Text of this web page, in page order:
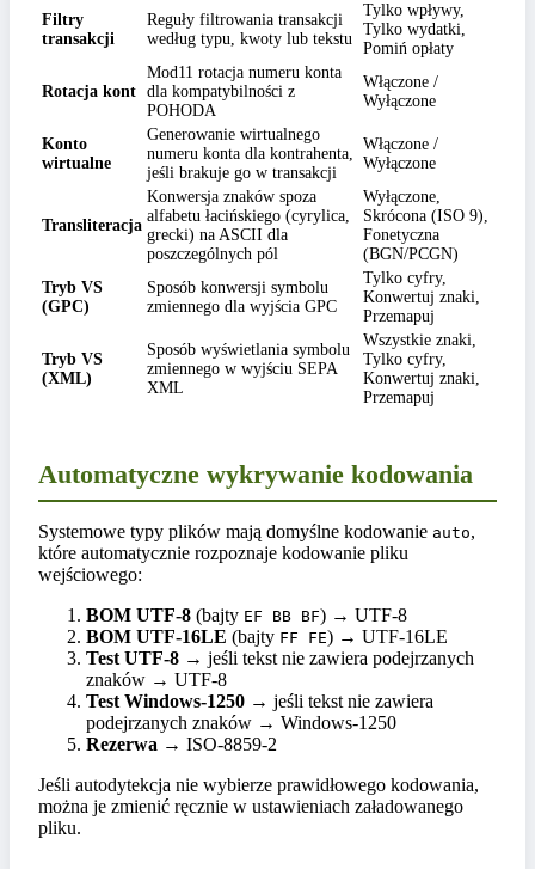
Filtry
transakcji
Reguły filtrowania transakcji
według typu, kwoty lub tekstu
Tylko wpływy,
Tylko wydatki,
Pomiń opłaty
Rotacja kont
Mod11 rotacja numeru konta
dla kompatybilności z
POHODA
Włączone /
Wyłączone
Konto
wirtualne
Generowanie wirtualnego
numeru konta dla kontrahenta,
jeśli brakuje go w transakcji
Włączone /
Wyłączone
Transliteracja
Konwersja znaków spoza
alfabetu łacińskiego (cyrylica,
grecki) na ASCII dla
poszczególnych pól
Wyłączone,
Skrócona (ISO 9),
Fonetyczna
(BGN/PCGN)
Tryb VS
(GPC)
Sposób konwersji symbolu
zmiennego dla wyjścia GPC
Tylko cyfry,
Konwertuj znaki,
Przemapuj
Tryb VS
(XML)
Sposób wyświetlania symbolu
zmiennego w wyjściu SEPA
XML
Wszystkie znaki,
Tylko cyfry,
Konwertuj znaki,
Przemapuj
Automatyczne wykrywanie kodowania
Systemowe typy plików mają domyślne kodowanie auto,
które automatycznie rozpoznaje kodowanie pliku
wejściowego:
BOM UTF-8 (bajty EF BB BF) → UTF-8
BOM UTF-16LE (bajty FF FE) → UTF-16LE
Test UTF-8 → jeśli tekst nie zawiera podejrzanych
znaków → UTF-8
Test Windows-1250 → jeśli tekst nie zawiera
podejrzanych znaków → Windows-1250
Rezerwa → ISO-8859-2
Jeśli autodytekcja nie wybierze prawidłowego kodowania,
można je zmienić ręcznie w ustawieniach załadowanego
pliku.